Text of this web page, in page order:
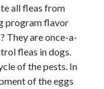
all fleas from
program flavor
They are once-a-
fleas in dogs.
of the pests. In
of the eggs